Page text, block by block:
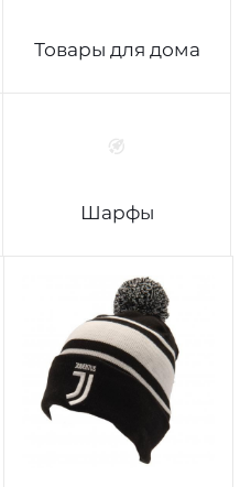
Товары для дома
Шарфы